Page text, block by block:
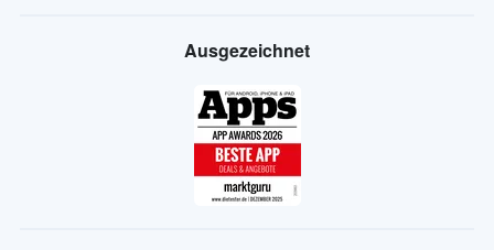
Ausgezeichnet